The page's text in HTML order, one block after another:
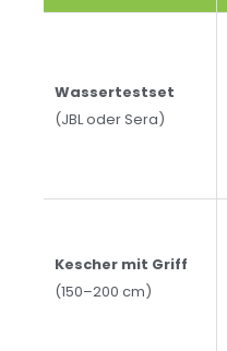
Wassertestset
(JBL oder Sera)
Kescher mit Griff
(150–200 cm)